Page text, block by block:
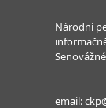
Národní
email: